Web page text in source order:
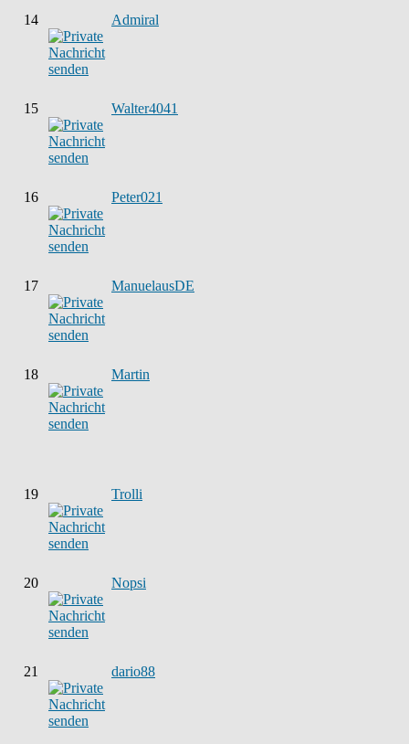
14 Admiral
15 Walter4041
16 Peter021
17 ManuelausDE
18 Martin
19 Trolli
20 Nopsi
21 dario88